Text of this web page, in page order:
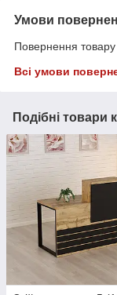
Умови
Повернення
Всі умови
Подібні товари